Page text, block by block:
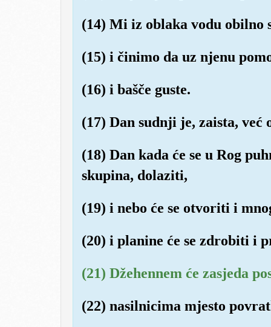
(14) Mi iz oblaka vodu obilno
(15) i činimo da uz njenu
(16) i bašče guste.
(17) Dan sudnji je, zaista, već
(18) Dan kada će se u Rog
skupina, dolaziti,
(19) i nebo će se otvoriti i
(20) i planine će se zdrobiti i
(21) Džehennem će zasjeda
(22) nasilnicima mjesto